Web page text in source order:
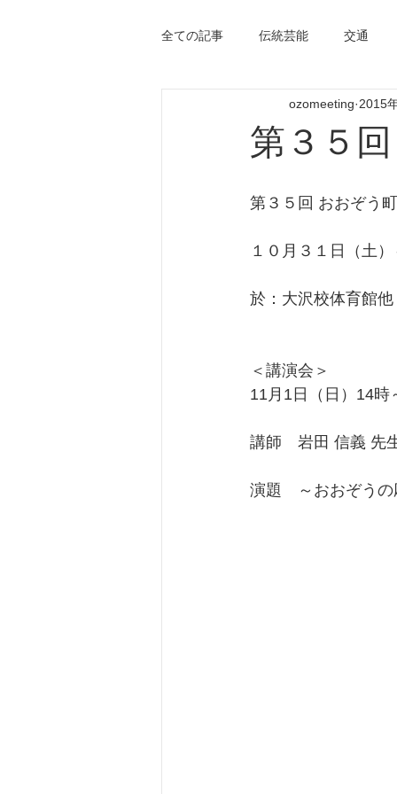
全ての記事 伝統芸能 交通
第３５
ozomeeting 2015
第３５回 おおぞう
１０月３１日（土
於：大沢校体育館他
＜講演会＞
11月1日（日）14
講師　岩田 信義 先
演題　～おおぞう